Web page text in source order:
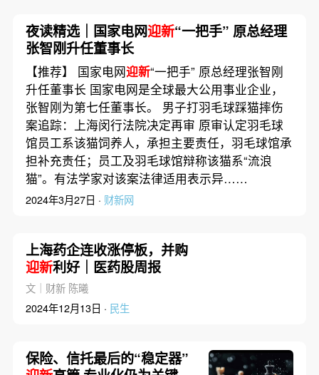
夜读精选｜国家电网迎新“一把手” 原总经理
张智刚升任董事长
【推荐】 国家电网迎新“一把手” 原总经理张智刚
升任董事长 国家电网是全球最大公用事业企业，
张智刚为第七任董事长。 男子打羽毛球踩猫摔伤
案追踪：上海闵行法院决定再审 原审认定羽毛球
馆员工系该猫饲养人，承担主要责任，羽毛球馆承
担补充责任；员工及羽毛球馆辩称该猫系“流浪
猫”。有法学家对该案法律适用表示异……
2024年3月27日 · 财新网
上海药企连收涨停板，并购
迎新利好｜医药股周报
文｜财新 陈曦
2024年12月13日 · 民生
保险、信托最后的“稳定器”